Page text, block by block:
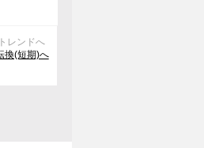
レンドへ
換(短期)へ